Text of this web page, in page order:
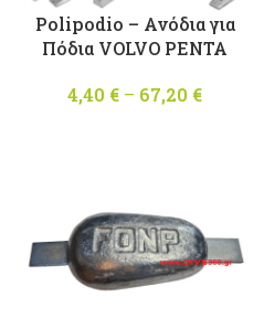
Polipodio – Ανόδια για
Πόδια VOLVO PENTA
4,40 € – 67,20 €